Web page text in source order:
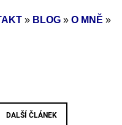
» BLOG » O MNĚ »
DALŠÍ ČLÁNEK